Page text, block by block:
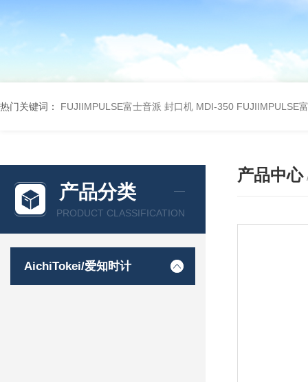
热门关键词： FUJIIMPULSE富士音派 封口机 MDI-350 FUJIIMPULSE
产品分类
PRODUCT CLASSIFICATION
AichiTokei/爱知时计
产品中心